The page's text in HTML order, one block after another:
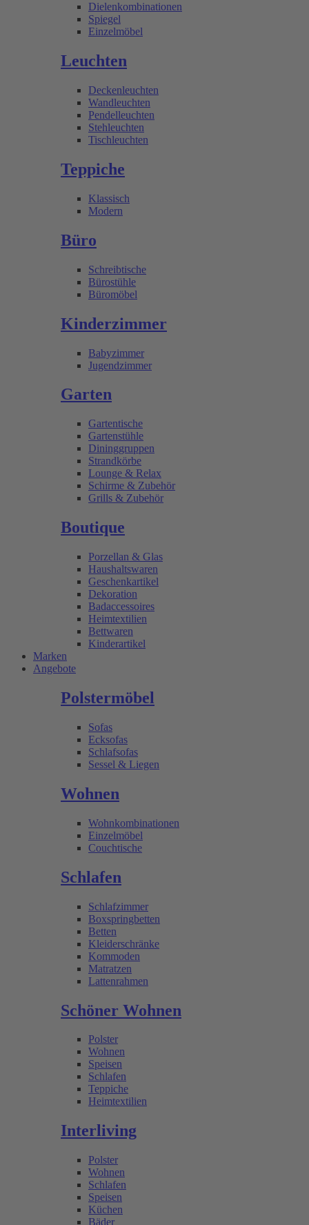
Dielenkombinationen
Spiegel
Einzelmöbel
Leuchten
Deckenleuchten
Wandleuchten
Pendelleuchten
Stehleuchten
Tischleuchten
Teppiche
Klassisch
Modern
Büro
Schreibtische
Bürostühle
Büromöbel
Kinderzimmer
Babyzimmer
Jugendzimmer
Garten
Gartentische
Gartenstühle
Dininggruppen
Strandkörbe
Lounge & Relax
Schirme & Zubehör
Grills & Zubehör
Boutique
Porzellan & Glas
Haushaltswaren
Geschenkartikel
Dekoration
Badaccessoires
Heimtextilien
Bettwaren
Kinderartikel
Marken
Angebote
Polstermöbel
Sofas
Ecksofas
Schlafsofas
Sessel & Liegen
Wohnen
Wohnkombinationen
Einzelmöbel
Couchtische
Schlafen
Schlafzimmer
Boxspringbetten
Betten
Kleiderschränke
Kommoden
Matratzen
Lattenrahmen
Schöner Wohnen
Polster
Wohnen
Speisen
Schlafen
Teppiche
Heimtextilien
Interliving
Polster
Wohnen
Schlafen
Speisen
Küchen
Bäder